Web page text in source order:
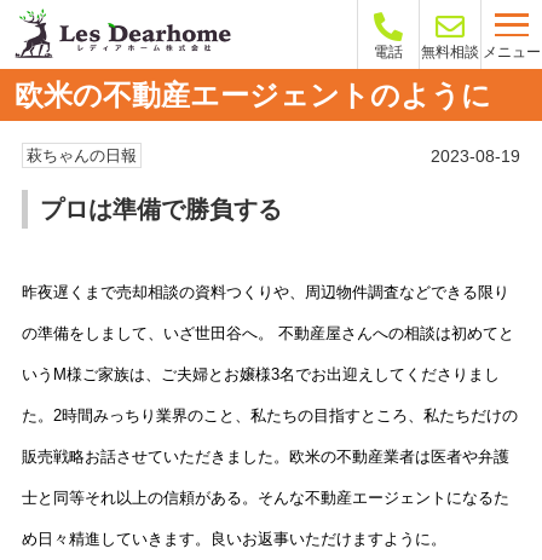
電話 無料相談 メニュー
欧米の不動産エージェントのように
萩ちゃんの日報 2023-08-19
プロは準備で勝負する
昨夜遅くまで売却相談の資料つくりや、周辺物件調査などできる限り
の準備をしまして、いざ世田谷へ。 不動産屋さんへの相談は初めてと
いうM様ご家族は、ご夫婦とお嬢様3名でお出迎えしてくださりまし
た。2時間みっちり業界のこと、私たちの目指すところ、私たちだけの
販売戦略お話させていただきました。欧米の不動産業者は医者や弁護
士と同等それ以上の信頼がある。そんな不動産エージェントになるた
め日々精進していきます。良いお返事いただけますように。